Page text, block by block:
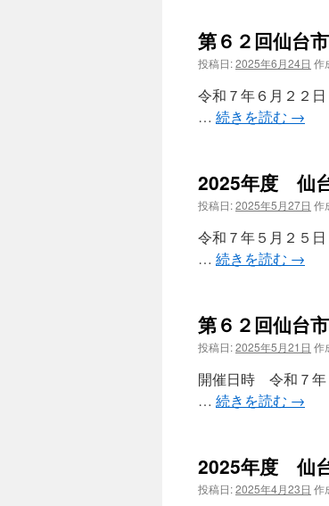
第６２回仙台
投稿日:2025年6月24日 作
令和７年６月２２
… 続きを読む →
2025年度 仙
投稿日:2025年5月27日 作
令和７年５月２５
… 続きを読む →
第６２回仙台
投稿日:2025年5月21日 作
開催日時 令和７
… 続きを読む →
2025年度 仙
投稿日:2025年4月23日 作